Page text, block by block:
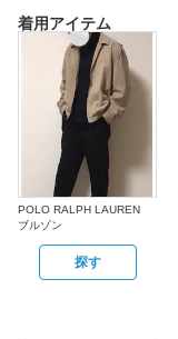
着用アイテム
POLO RALPH LAUREN
ブルゾン
探す